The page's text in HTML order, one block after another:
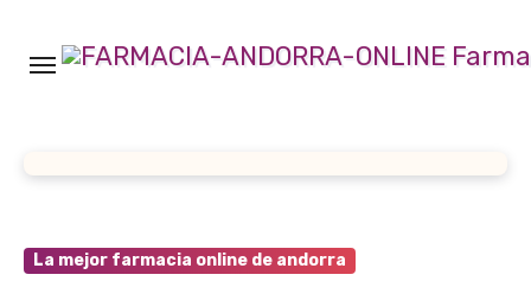
contenido
La mejor farmacia online de andorra